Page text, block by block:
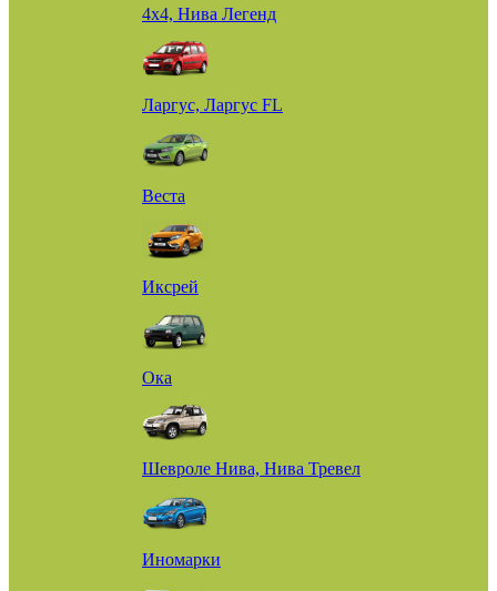
4х4, Нива Легенд
Ларгус, Ларгус FL
Веста
Иксрей
Ока
Шевроле Нива, Нива Тревел
Иномарки